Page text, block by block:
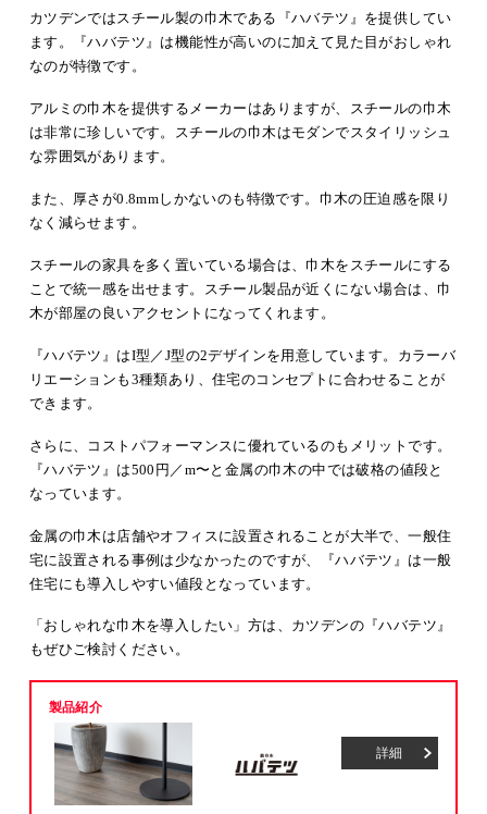
カツデンではスチール製の巾木である『ハバテツ』を提供してい
ます。『ハバテツ』は機能性が高いのに加えて見た目がおしゃれ
なのが特徴です。
アルミの巾木を提供するメーカーはありますが、スチールの巾木
は非常に珍しいです。スチールの巾木はモダンでスタイリッシュ
な雰囲気があります。
また、厚さが0.8mmしかないのも特徴です。巾木の圧迫感を限り
なく減らせます。
スチールの家具を多く置いている場合は、巾木をスチールにする
ことで統一感を出せます。スチール製品が近くにない場合は、巾
木が部屋の良いアクセントになってくれます。
『ハバテツ』はI型／J型の2デザインを用意しています。カラーバ
リエーションも3種類あり、住宅のコンセプトに合わせることが
できます。
さらに、コストパフォーマンスに優れているのもメリットです。
『ハバテツ』は500円／m〜と金属の巾木の中では破格の値段と
なっています。
金属の巾木は店舗やオフィスに設置されることが大半で、一般住
宅に設置される事例は少なかったのですが、『ハバテツ』は一般
住宅にも導入しやすい値段となっています。
「おしゃれな巾木を導入したい」方は、カツデンの『ハバテツ』
もぜひご検討ください。
製品紹介
詳細